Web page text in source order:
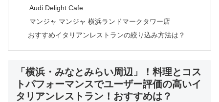
Audi Delight Cafe
マンジャ マンジャ 横浜ランドマークタワー店
おすすめイタリアンレストランの絞り込み方法は？
「横浜・みなとみらい周辺」！料理とコス
トパフォーマンスでユーザー評価の高いイ
タリアンレストラン！おすすめは？